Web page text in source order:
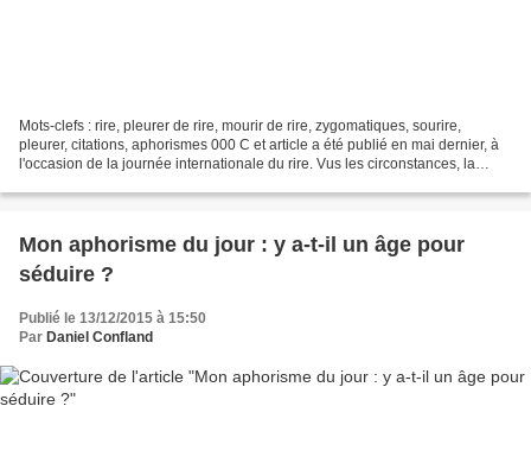
Mots-clefs : rire, pleurer de rire, mourir de rire, zygomatiques, sourire,
pleurer, citations, aphorismes 000 C et article a été publié en mai dernier, à
l'occasion de la journée internationale du rire. Vus les circonstances, la
Mon aphorisme du jour : y a-t-il un âge pour
séduire ?
Publié le 13/12/2015 à 15:50
Par Daniel Confland